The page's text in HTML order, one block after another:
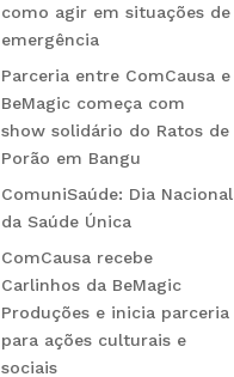
como agir em situações de
emergência
Parceria entre ComCausa e
BeMagic começa com
show solidário do Ratos de
Porão em Bangu
ComuniSaúde: Dia Nacional
da Saúde Única
ComCausa recebe
Carlinhos da BeMagic
Produções e inicia parceria
para ações culturais e
sociais